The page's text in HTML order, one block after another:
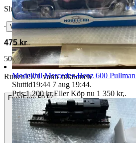
Slutpris
∙ Visa bud
475 kr
501 kr med köparskydd.
Läs mer
Ruben1971 vann auktionen
FraktFrån 59 kr
Modellbil Mercedes-Benz 600
Sluttid19:44 7 aug 19:44.
Pris:1 200 kr,Eller Köp nu 1 350 kr,.